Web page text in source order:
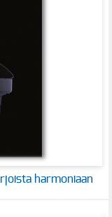
harmoniaan